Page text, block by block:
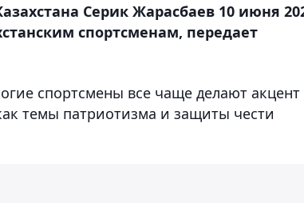
Серик Жарасбаев 10 июня
спортсменам, передает
спортсмены все чаще делают акцент
темы патриотизма и защиты чести